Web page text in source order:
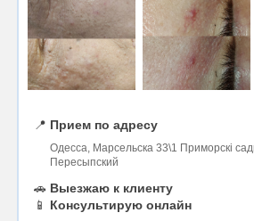
📍 Прием по адресу
Одесса, Марсельска 33\1 Приморскі
Пересыпский
🚗 Выезжаю к клиенту
📱
Консультирую онлайн